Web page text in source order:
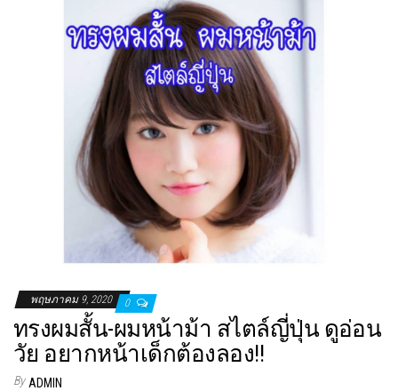
พฤษภาคม 9, 2020 0
ทรงผมสั้น-ผมหน้าม้า สไตล์ญี่ปุ่น ดูอ่อน
วัย อยากหน้าเด็กต้องลอง!!
By ADMIN